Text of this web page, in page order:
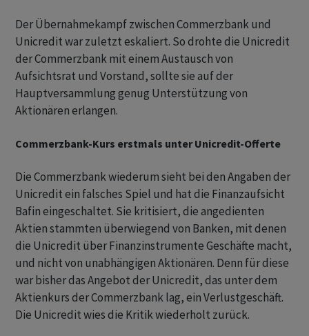
Der Übernahmekampf zwischen Commerzbank und
Unicredit war zuletzt eskaliert. So drohte die Unicredit
der Commerzbank mit einem Austausch von
Aufsichtsrat und Vorstand, sollte sie auf der
Hauptversammlung genug Unterstützung von
Aktionären erlangen.
Commerzbank-Kurs erstmals unter Unicredit-Offerte
Die Commerzbank wiederum sieht bei den Angaben der
Unicredit ein falsches Spiel und hat die Finanzaufsicht
Bafin eingeschaltet. Sie kritisiert, die angedienten
Aktien stammten überwiegend von Banken, mit denen
die Unicredit über Finanzinstrumente Geschäfte macht,
und nicht von unabhängigen Aktionären. Denn für diese
war bisher das Angebot der Unicredit, das unter dem
Aktienkurs der Commerzbank lag, ein Verlustgeschäft.
Die Unicredit wies die Kritik wiederholt zurück.